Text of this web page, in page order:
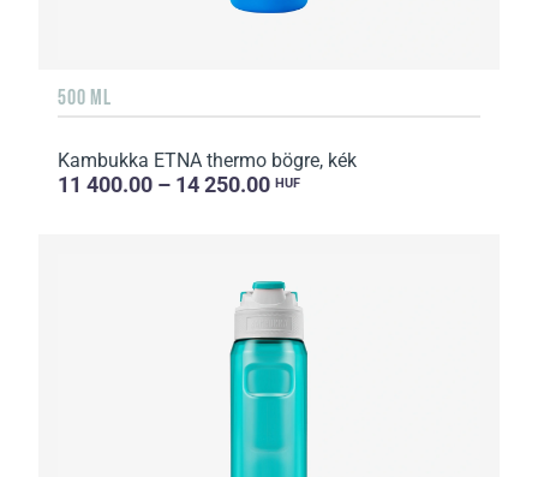
500 ML
Kambukka ETNA thermo bögre, kék
11 400.00 – 14 250.00 HUF